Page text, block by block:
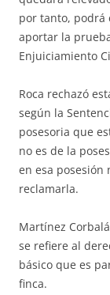
por tanto, podrá
aportar la
Enjuiciamiento
Roca rechazó
según la
posesoria que
no es de la
en esa po­se­sión
reclamarla.
Martínez
se refie­re al
bá­sico que es
finca.